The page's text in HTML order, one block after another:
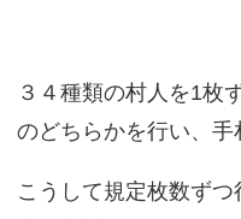
３４種類の村人を1枚
のどちらかを行い、手
こうして規定枚数ず